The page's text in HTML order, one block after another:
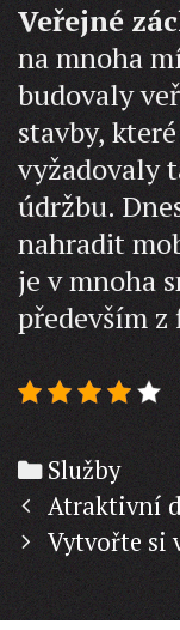
Veřejné
na mnoha
budovaly
stavby,
vyžadovaly
údržbu.
nahradit
je v mnoha
především
Categories
Služby
Post
navigation
Atraktivní
Vytvořte si